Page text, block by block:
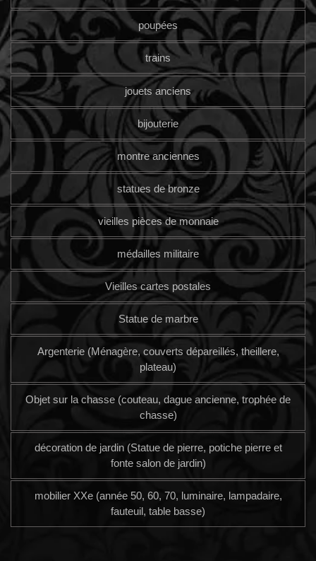
poupées
trains
jouets anciens
bijouterie
montre anciennes
statues de bronze
vieilles pièces de monnaie
médailles militaire
Vieilles cartes postales
Statue de marbre
Argenterie (Ménagère, couverts dépareillés, theillere,
plateau)
Objet sur la chasse (couteau, dague ancienne, trophée de
chasse)
décoration de jardin (Statue de pierre, potiche pierre et
fonte salon de jardin)
mobilier XXe (année 50, 60, 70, luminaire, lampadaire,
fauteuil, table basse)